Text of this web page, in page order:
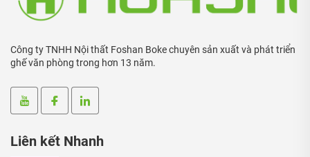
Công ty TNHH Nội thất Foshan Boke chuyên sản xuất và phát triển
ghế văn phòng trong hơn 13 năm.
Liên kết Nhanh